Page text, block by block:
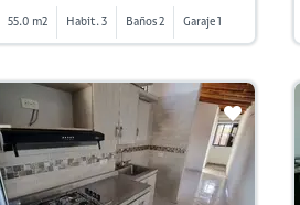
55.0 m2 Habit. 3 Baños 2 Garaje 1